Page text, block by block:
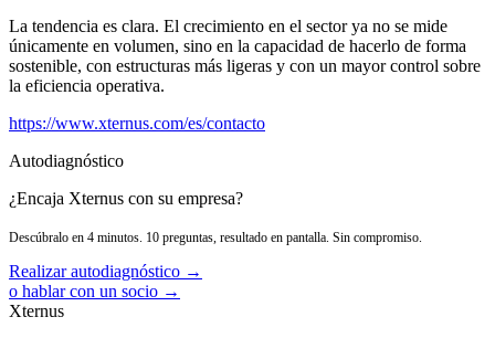
La tendencia es clara. El crecimiento en el sector ya no se mide
únicamente en volumen, sino en la capacidad de hacerlo de forma
sostenible, con estructuras más ligeras y con un mayor control sobre
la eficiencia operativa.
https://www.xternus.com/es/contacto
Autodiagnóstico
¿Encaja Xternus con su empresa?
Descúbralo en 4 minutos. 10 preguntas, resultado en pantalla. Sin compromiso.
Realizar autodiagnóstico →
o hablar con un socio →
Xternus